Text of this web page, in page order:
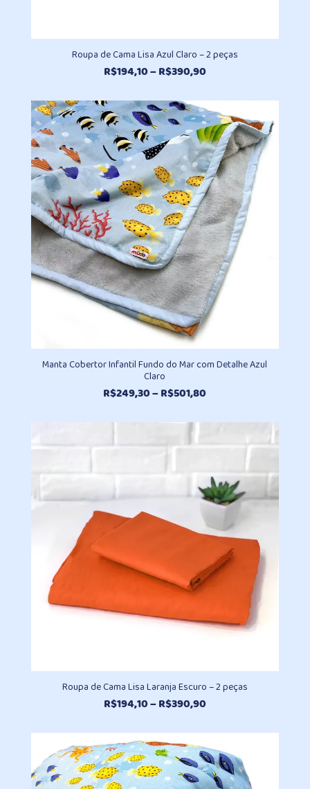
Roupa de Cama Lisa Azul Claro – 2 peças
R$194,10–R$390,90Faixa
preço:
R$194,10
através
R$390,90
Manta Cobertor Infantil Fundo do Mar com Detalhe Azul
Claro
R$249,30–R$501,80
preço:
R$501,80
Roupa de Cama Lisa Laranja Escuro – 2 peças
R$194,10–R$390,90Faixa
preço:
R$194,10
através
R$390,90